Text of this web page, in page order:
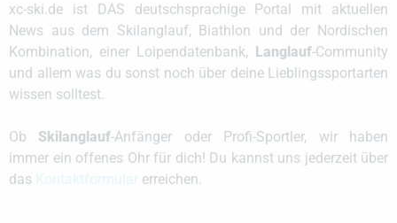
xc-ski.de ist DAS deutschsprachige Portal mit aktuellen
News aus dem Skilanglauf, Biathlon und der Nordischen
Kombination, einer Loipendatenbank,
Langlauf-Community
und allem was du sonst noch über deine Lieblingssportarten
wissen solltest.
Ob Skilanglauf-Anfänger oder Profi-Sportler, wir haben
immer ein offenes Ohr für dich! Du kannst uns jederzeit über
das
erreichen.